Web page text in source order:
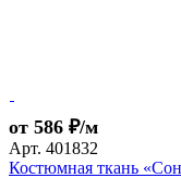
от 586 ₽/м
Арт. 401832
Костюмная ткань